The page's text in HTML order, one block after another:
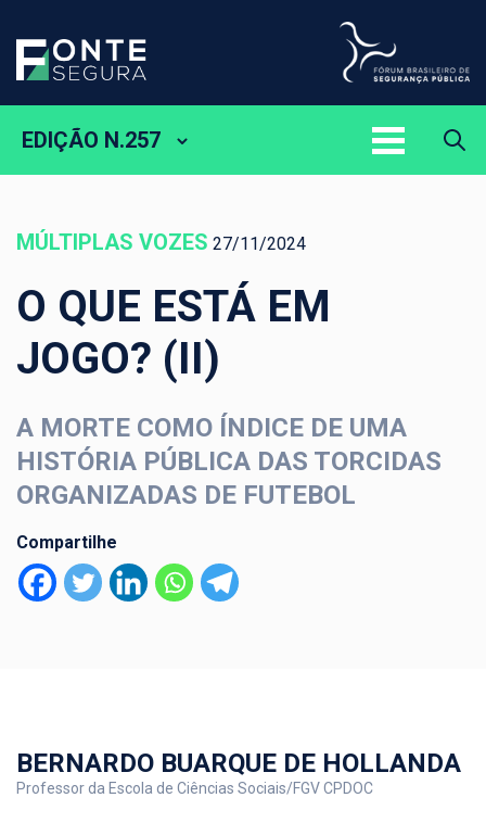
EDIÇÃO N.257
MÚLTIPLAS VOZES 27/11/2024
O QUE ESTÁ EM
JOGO? (II)
A MORTE COMO ÍNDICE DE UMA
HISTÓRIA PÚBLICA DAS TORCIDAS
ORGANIZADAS DE FUTEBOL
Compartilhe
BERNARDO BUARQUE DE HOLLANDA
Professor da Escola de Ciências Sociais/FGV CPDOC